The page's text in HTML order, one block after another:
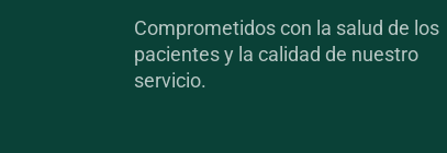
Comprometidos con la salud de los
pacientes y la calidad de nuestro
servicio.